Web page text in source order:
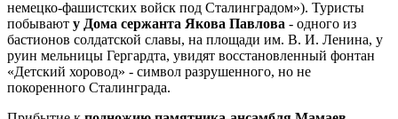
немецко-фашистских войск под Сталинградом»). Туристы
побывают у Дома сержанта Якова Павлова - одного из
бастионов солдатской славы, на площади им. В. И. Ленина, у
руин мельницы Гергардта, увидят восстановленный фонтан
«Детский хоровод» - символ разрушенного, но не
покоренного Сталинграда.